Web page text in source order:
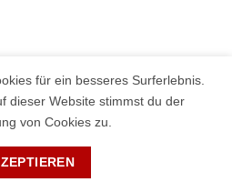
für ein besseres Surferlebnis.
dieser Website stimmst du der
von Cookies zu.